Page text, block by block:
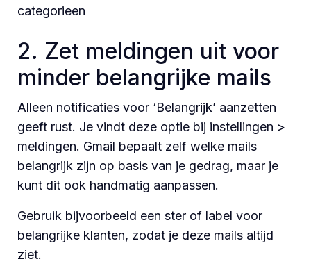
2. Zet meldingen uit voor
minder belangrijke mails
Alleen notificaties voor ‘Belangrijk’ aanzetten
geeft rust. Je vindt deze optie bij instellingen >
meldingen. Gmail bepaalt zelf welke mails
belangrijk zijn op basis van je gedrag, maar je
kunt dit ook handmatig aanpassen.
Gebruik bijvoorbeeld een ster of label voor
belangrijke klanten, zodat je deze mails altijd
ziet.